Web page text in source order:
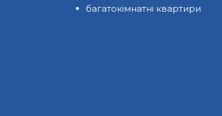
багатокімнатні квартири